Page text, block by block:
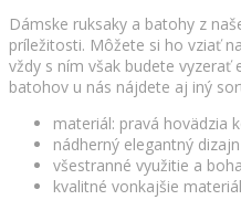
Dámske ruksaky a batohy z
príležitosti. Môžete si ho vziať
vždy s ním však budete vyzerať
batohov u nás nájdete aj iný
materiál: pravá hovädzia
nádherný elegantný dizajn
všestranné využitie a
kvalitné vonkajšie